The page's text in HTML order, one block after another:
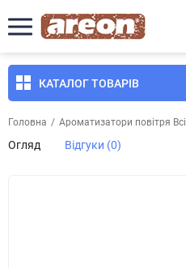
КАТАЛОГ ТОВАРІВ
Головна / Ароматизатори повітря Всі
Огляд Відгуки (0)